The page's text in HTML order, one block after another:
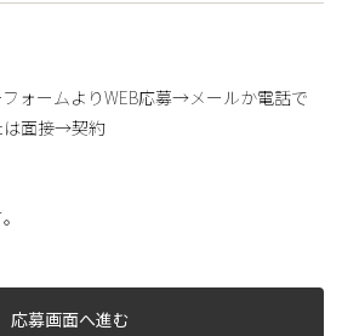
ォームよりWEB応募→メールか電話で
は面接→契約
応募画面へ進む